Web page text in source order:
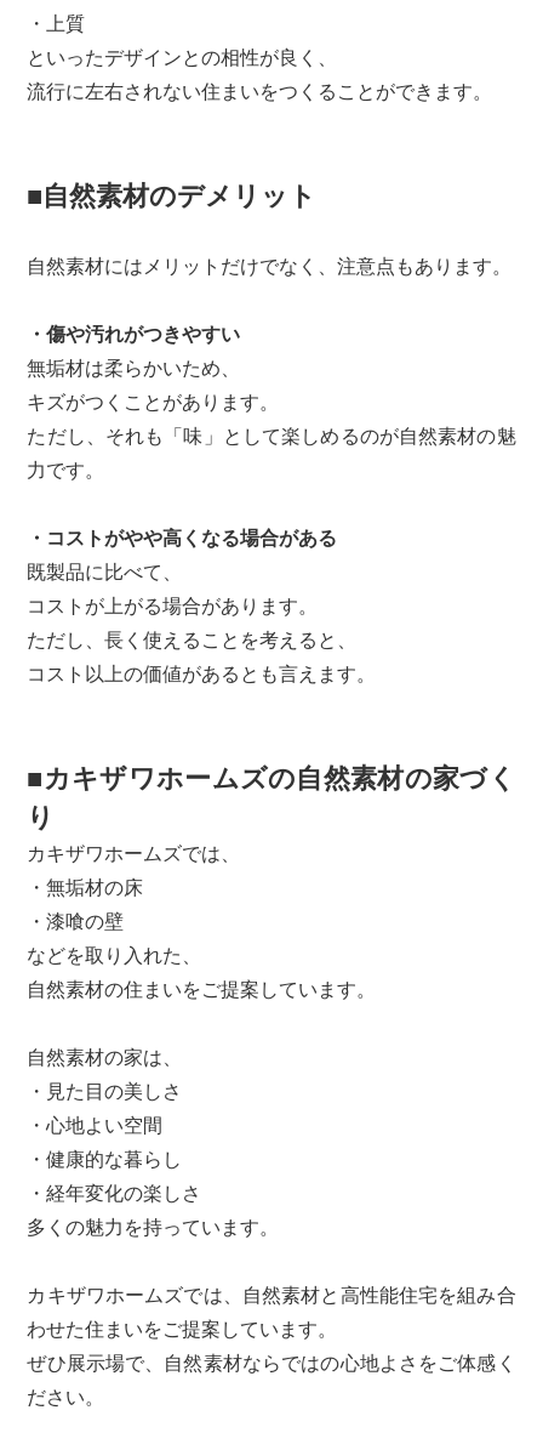
・上質
といったデザインとの相性が良く、
流行に左右されない住まいをつくることができます。
■自然素材のデメリット
自然素材にはメリットだけでなく、注意点もあります。
・傷や汚れがつきやすい
無垢材は柔らかいため、
キズがつくことがあります。
ただし、それも「味」として楽しめるのが自然素材の魅
力です。
・コストがやや高くなる場合がある
既製品に比べて、
コストが上がる場合があります。
ただし、長く使えることを考えると、
コスト以上の価値があるとも言えます。
■カキザワホームズの自然素材の家づく
り
カキザワホームズでは、
・無垢材の床
・漆喰の壁
などを取り入れた、
自然素材の住まいをご提案しています。
自然素材の家は、
・見た目の美しさ
・心地よい空間
・健康的な暮らし
・経年変化の楽しさ
多くの魅力を持っています。
カキザワホームズでは、自然素材と高性能住宅を組み合
わせた住まいをご提案しています。
ぜひ展示場で、自然素材ならではの心地よさをご体感く
ださい。